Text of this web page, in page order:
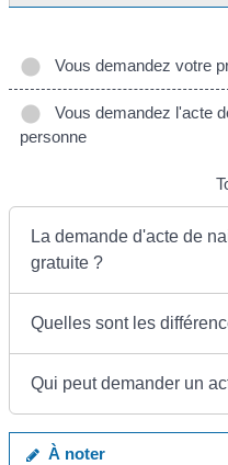
Vous demandez votre
Vous demandez l'acte
personne
La demande d'acte de
gratuite ?
Quelles sont les
Qui peut demander un
À noter